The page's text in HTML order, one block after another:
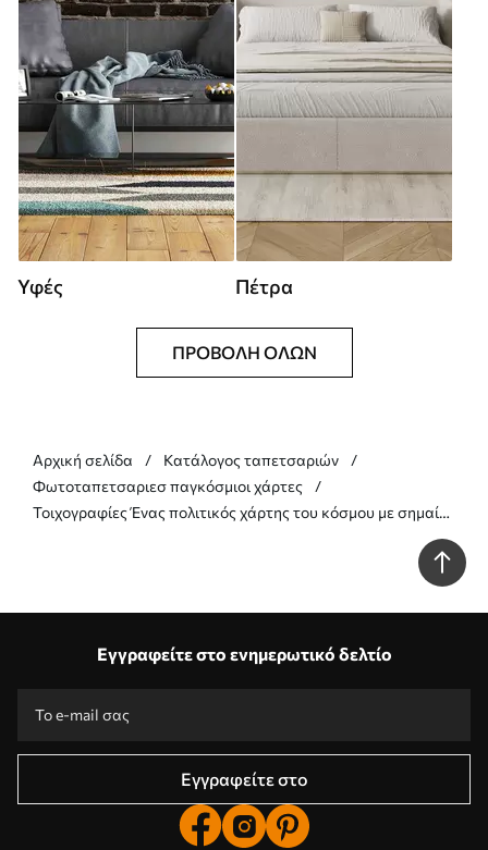
Υφές Πέτρα
ΠΡΟΒΟΛΉ ΌΛΩΝ
Αρχική σελίδα
Κατάλογος ταπετσαριών
Φωτοταπετσαριεσ παγκόσμιοι χάρτες
Τοιχογραφίες Ένας πολιτικός χάρτης του κόσμου με σημαίες
σε αποχρώσεις του καφέ και του μπεζ. Στα πολωνικά Nr.
Εγγραφείτε στο ενημερωτικό δελτίο
Εγγραφείτε στο